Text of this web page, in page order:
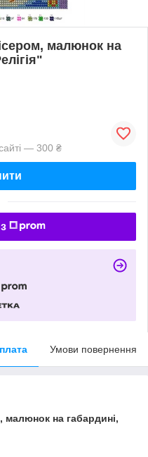
малюнок на
— 300 ₴
Умови повернення
на габардині,